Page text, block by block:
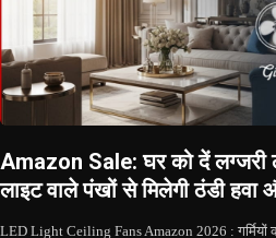
Amazon Sale: घर को दें लग्जरी
लाइट वाले पंखों से मिलेगी ठंडी हवा
LED Light Ceiling Fans Amazon 2026 :